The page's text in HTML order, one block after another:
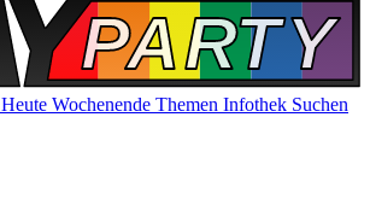
Heute Wochenende Themen Infothek Suchen